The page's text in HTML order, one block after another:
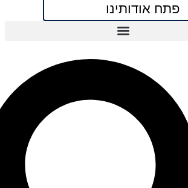
פתח אודותינו